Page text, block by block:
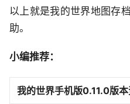
以上就是我的世界地图存
助。
小编推荐：
我的世界手机版0.11.0版